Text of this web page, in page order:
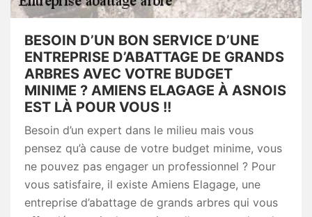
BESOIN D’UN BON SERVICE D’UNE
ENTREPRISE D’ABATTAGE DE GRANDS
ARBRES AVEC VOTRE BUDGET
MINIME ? AMIENS ELAGAGE À ASNOIS
EST LÀ POUR VOUS !!
Besoin d’un expert dans le milieu mais vous
pensez qu’à cause de votre budget minime, vous
ne pouvez pas engager un professionnel ? Pour
vous satisfaire, il existe Amiens Elagage, une
entreprise d’abattage de grands arbres qui vous